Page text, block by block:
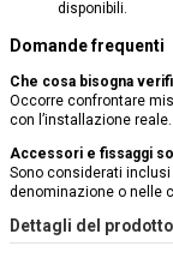
disponibili.
Domande frequenti
Che cosa bisogna
Occorre confrontare
con l’installazione reale.
Accessori e fissaggi
Sono considerati
denominazione o nelle
Dettagli del prodotto